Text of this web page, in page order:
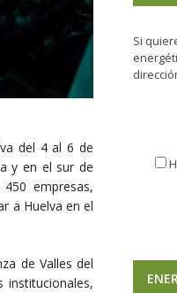
del 4 al 6 de
y en el sur de
empresas,
a Huelva en el
de Valles del
institucionales,
Si